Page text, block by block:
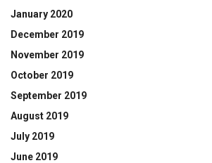
January 2020
December 2019
November 2019
October 2019
September 2019
August 2019
July 2019
June 2019